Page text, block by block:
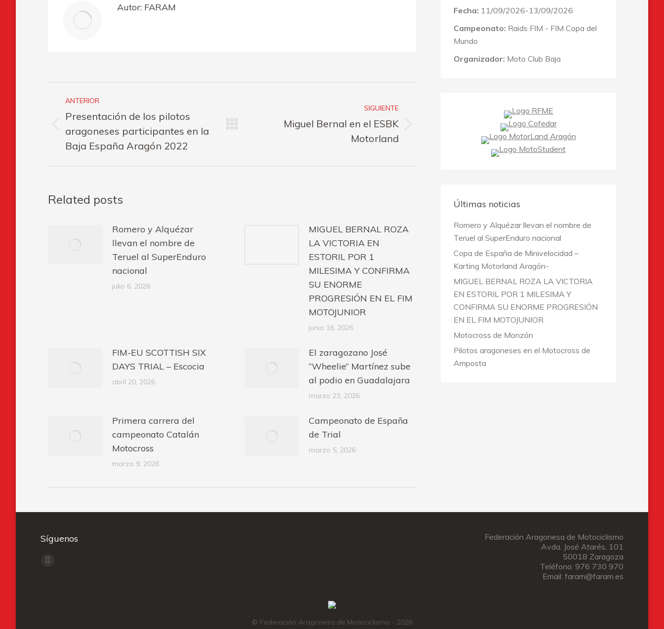
Autor: FARAM
entre
publicaciones
ANTERIOR
Publicación
anterior:
Presentación de los pilotos
aragoneses participantes en la
Baja España Aragón 2022
SIGUIENTE
Publicación
Miguel Bernal en el ESBK
Motorland
Related posts
Romero y Alquézar
llevan el nombre de
Teruel al SuperEnduro
nacional
julio 6, 2026
MIGUEL BERNAL ROZA
LA VICTORIA EN
ESTORIL POR 1
MILESIMA Y CONFIRMA
SU ENORME
PROGRESIÓN EN EL FIM
MOTOJUNIOR
junio 16, 2026
FIM-EU SCOTTISH SIX
DAYS TRIAL – Escocia
abril 20, 2026
El zaragozano José
“Wheelie” Martínez sube
al podio en Guadalajara
marzo 23, 2026
Primera carrera del
campeonato Catalán
Motocross
marzo 9, 2026
Campeonato de España
de Trial
marzo 5, 2026
Fecha: 11/09/2026-13/09/2026
Campeonato: Raids FIM - FIM Copa del
Mundo
Organizador: Moto Club Baja
Últimas noticias
Romero y Alquézar llevan el nombre de
Teruel al SuperEnduro nacional
Copa de España de Minivelocidad –
Karting Motorland Aragón-
MIGUEL BERNAL ROZA LA VICTORIA
EN ESTORIL POR 1 MILESIMA Y
CONFIRMA SU ENORME PROGRESIÓN
EN EL FIM MOTOJUNIOR
Motocross de Monzón
Pilotos aragoneses en el Motocross de
Amposta
Síguenos
Encuéntranos en:
Facebook
Federación Aragonesa de Motociclismo
Avda. José Atarés, 101
50018 Zaragoza
Teléfono: 976 730 970
Email: faram@faram.es
© Federación Aragonesa de Motociclismo - 2026